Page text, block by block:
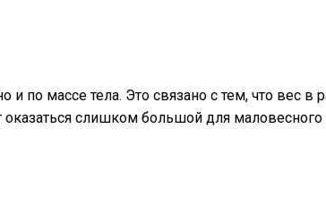
и по массе тела. Это связано с тем, что вес в
оказаться слишком большой для